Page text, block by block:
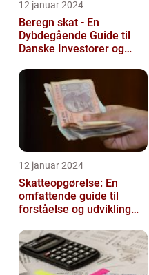
12 januar 2024
Beregn skat - En
Dybdegående Guide til
Danske Investorer og
12 januar 2024
Skatteopgørelse: En
omfattende guide til
forståelse og udvikling